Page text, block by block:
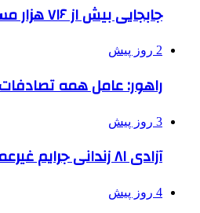
جابجایی بیش از ۷۱۶ هزار مسافر با متروی تهران در مراسم جاماندگان اربعین
2 روز پیش
راهور: عامل همه
3 روز پیش
آزادی ۸۱ زندانی جرایم غیرعمد در تهران همزمان با اربعین
4 روز پیش